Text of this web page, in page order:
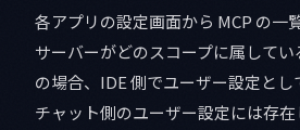
各アプリの設定画面から MCP の一
サーバーがどのスコープに属してい
の場合、IDE 側でユーザー設定とし
チャット側のユーザー設定には存